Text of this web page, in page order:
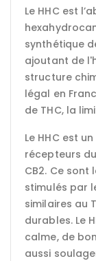
Le HHC est
synthétique
ajoutant de
structure
légal en
de THC, la
Le HHC est
récepteurs
CB2. Ce
stimulés par
similaires au
durables. Le
calme, de
aussi